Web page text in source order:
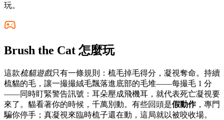
玩。
Brush the Cat 怎麼玩
這款梳貓遊戲只有一條規則：梳毛掉毛得分，凝視奪命。持續
梳貓的毛，讓一撮撮絨毛飄落進底部的毛堆——每撮毛 1 分
——同時盯緊警告訊號：耳朵壓成飛機耳，就代表死亡凝視要
來了。貓看著你的時候，千萬別動。有些回頭是假動作，專門
騙你停手；真凝視來臨時梳子還在動，這局就以被咬收場。